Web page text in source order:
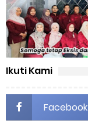
Ikuti Kami
Facebook